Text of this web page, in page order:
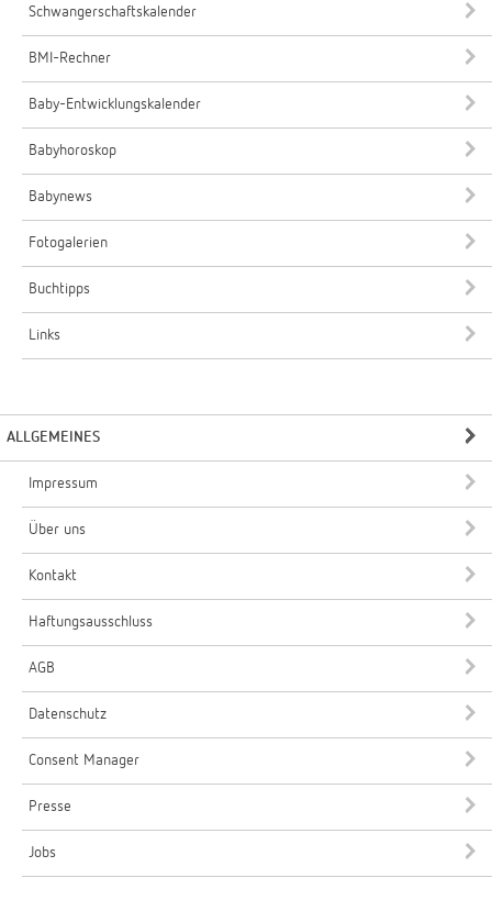
Schwangerschaftskalender
BMI-Rechner
Baby-Entwicklungskalender
Babyhoroskop
Babynews
Fotogalerien
Buchtipps
Links
ALLGEMEINES
Impressum
Über uns
Kontakt
Haftungsausschluss
AGB
Datenschutz
Consent Manager
Presse
Jobs